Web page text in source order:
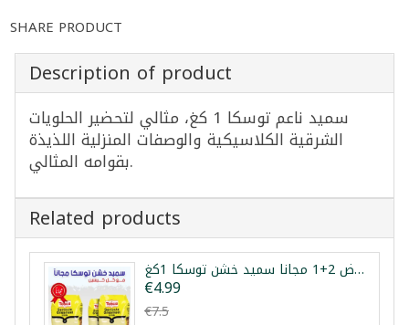
SHARE PRODUCT
Description of product
سميد ناعم توسكا 1 كغ، مثالي لتحضير الحلويات
الشرقية الكلاسيكية والوصفات المنزلية اللذيذة
بقوامه المثالي.
Related products
عرض 2+1 مجانا سميد خشن توسكا 1كغ
€4.99
€7.5